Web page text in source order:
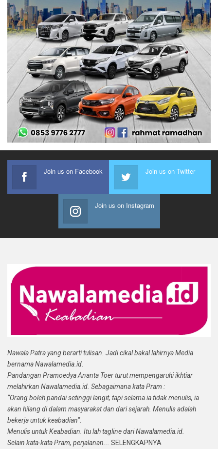
Join us on Facebook Join us on Twitter
Join us on Instagram
Nawala Patra yang berarti tulisan. Jadi cikal bakal lahirnya Media
bernama Nawalamedia.id.
Pandangan Pramoedya Ananta Toer turut mempengaruhi ikhtiar
melahirkan Nawalamedia.id. Sebagaimana kata Pram :
“Orang boleh pandai setinggi langit, tapi selama ia tidak menulis, ia
akan hilang di dalam masyarakat dan dari sejarah. Menulis adalah
bekerja untuk keabadian”.
Menulis untuk Keabadian. Itu lah tagline dari Nawalamedia.id.
Selain kata-kata Pram, perjalanan...
SELENGKAPNYA